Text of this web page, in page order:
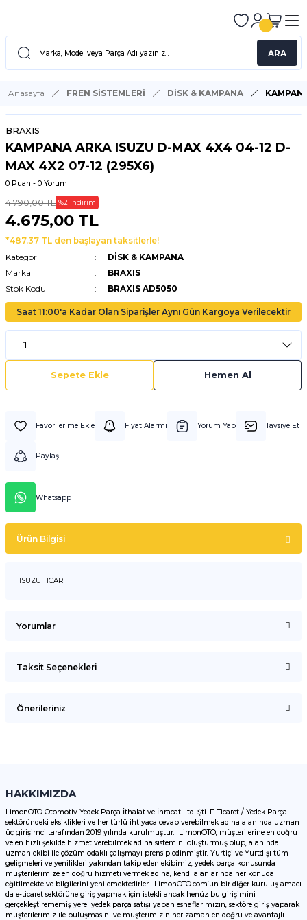
ARA
Anasayfa FREN SİSTEMLERİ DİSK & KAMPANA
BRAXIS
KAMPANA ARKA ISUZU D-MAX 4X4 04-12 D-
MAX 4X2 07-12 (295X6)
0 Puan - 0 Yorum
4.790,00 TL %2 İndirim
4.675,00 TL
*487,37 TL den başlayan taksitlerle!
Kategori
DİSK & KAMPANA
Marka
BRAXIS
Stok Kodu
BRAXIS AD5050
Saat 11:00'a Kadar Olan Siparişler Aynı Gün Kargoya Verilecektir
Sepete Ekle Hemen Al
Fiyat Alarmı Yorum Yap Tavsiye Et
Paylaş
Whatsapp
Ürün Bilgisi
ISUZU TICARI
Yorumlar
Taksit Seçenekleri
Önerileriniz
Görüş ve önerileriniz için teşekkür ederiz.
Ürün resmi kalitesiz, bozuk veya görüntülenemiyor.
Ürün açıklamasında eksik bilgiler bulunuyor.
Ürün bilgilerinde hatalar bulunuyor.
Ürün fiyatı diğer sitelerden daha pahalı.
Bu ürüne benzer farklı alternatifler olmalı.
HAKKIMIZDA
LimonOTO Otomotiv Yedek Parça İthalat ve İhracat Ltd. Şti. E-Ticaret / Yedek Parça
sektöründeki eksiklikleri ve her türlü ihtiyaca cevap verebilmek adına alanında uzman
üç girişimci tarafından 2019 yılında kurulmuştur. LimonOTO, müşterilerine en doğru
ve en hızlı şekilde hizmet verebilmek adına sistemini oluşturmuş olup, alanında
uzman ekibi ile çözüm odaklı çalışmayı prensip edinmiştir. Yurtiçi ve Yurtdışı tüm
gelişmeleri ve yenilikleri yakından takip eden ekibimiz, yedek parça konusunda
müşterilerimize en doğru hizmeti vermek adına, kendi alanlarında her konuda
eğitilmekte ve bilgilerini yenilemektedirler. LimonOTO.com’un bir diğer kuruluş amacı
da e-ticaret sektörüne giriş yapmak için istekli ancak henüz bu girişimini
gerçekleştirememiş yerel yedek parça satışı yapan esnaflarımızın, sektöre giriş yaparak
müşterilerimiz ile buluşmasını ve müşterimizin her zaman en doğru ve avantajlı